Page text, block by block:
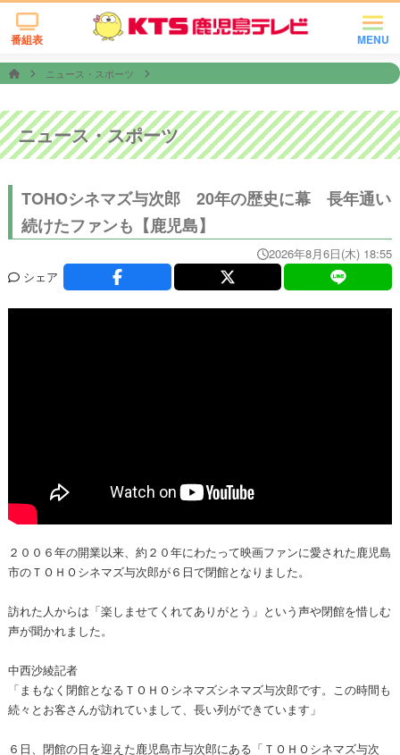
MENU
番組表
ニュース・スポーツ
ニュース・スポーツ
TOHOシネマズ与次郎 20年の歴史に幕 長年通い
続けたファンも【鹿児島】
2026年8月6日(木) 18:55
シェア
２００６年の開業以来、約２０年にわたって映画ファンに愛された鹿児島
市のＴＯＨＯシネマズ与次郎が６日で閉館となりました。
訪れた人からは「楽しませてくれてありがとう」という声や閉館を惜しむ
声が聞かれました。
中西沙綾記者
「まもなく閉館となるＴＯＨＯシネマズシネマズ与次郎です。この時間も
続々とお客さんが訪れていまして、長い列ができています」
６日、閉館の日を迎えた鹿児島市与次郎にある「ＴＯＨＯシネマズ与次